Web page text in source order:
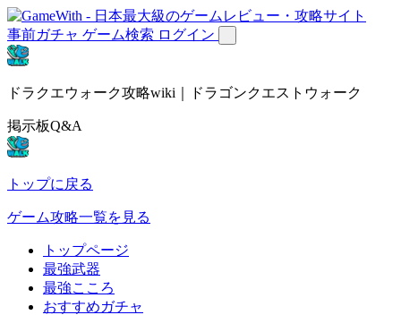
事前ガチャ ゲーム検索 ログイン
ドラクエウォーク攻略wiki｜ドラゴンクエストウォーク
掲示板Q&A
トップに戻る
ゲーム攻略一覧を見る
トップページ
最強武器
最強こころ
おすすめガチャ